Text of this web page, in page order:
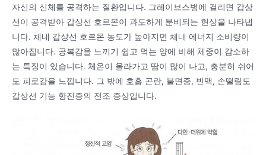
자신의 신체를 공격하는 질환입니다. 그레이브스병에 걸리면 갑상
선이 공격받아 갑상선 호르몬이 과도하게 분비되는 현상을 나타냅
니다. 체내 갑상선 호르몬 농도가 높아지면 체내 에너지 소비량이
많아집니다. 공복감을 느끼기 쉽고 먹는 양에 비해 체중이 감소하
는 특징이 있습니다. 체온이 올라가고 땀이 많이 나고, 충분히 쉬어
도 피로감을 느낍니다. 그 밖에 호흡 곤란, 불면증, 빈맥, 손떨림도
갑상선 기능 항진증의 전조 증상입니다.